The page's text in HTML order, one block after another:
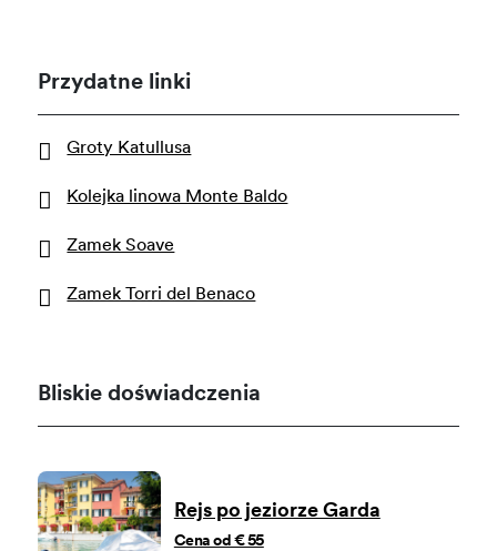
Przydatne linki
Groty Katullusa
Kolejka linowa Monte Baldo
Zamek Soave
Zamek Torri del Benaco
Bliskie doświadczenia
Rejs po jeziorze Garda
Cena od € 55